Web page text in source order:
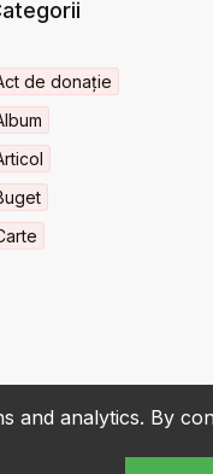
and analytics. By
de donație